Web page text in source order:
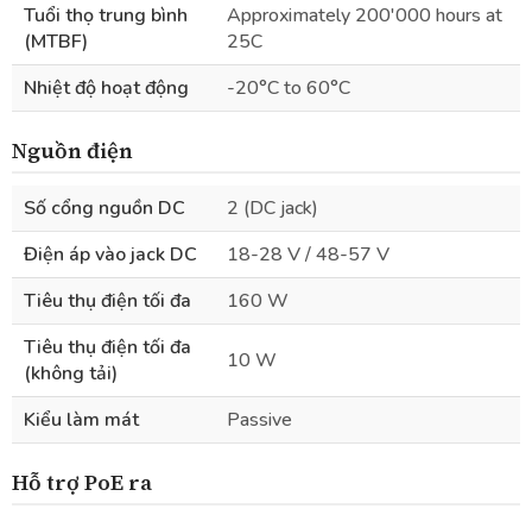
Tuổi thọ trung bình
(MTBF)
Approximately 200'000 hours at
25C
Nhiệt độ hoạt động
-20°C to 60°C
Nguồn điện
Số cổng nguồn DC
2 (DC jack)
Điện áp vào jack DC
18-28 V / 48-57 V
Tiêu thụ điện tối đa
160 W
Tiêu thụ điện tối đa
(không tải)
10 W
Kiểu làm mát Passive
Hỗ trợ PoE ra